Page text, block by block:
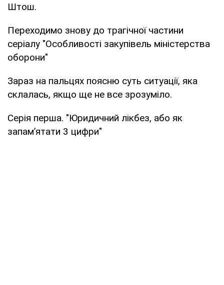
Штош.
Переходимо знову до трагічної частини
серіалу "Особливості закупівель міністерства
оборони"
Зараз на пальцях поясню суть ситуації, яка
склалась, якщо ще не все зрозуміло.
Серія перша. "Юридичний лікбез, або як
запамʼятати 3 цифри"